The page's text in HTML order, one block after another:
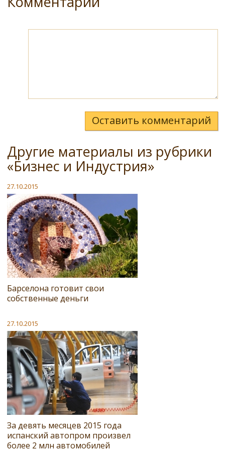
Оставить комментарий
Другие материалы из рубрики
«Бизнес и Индустрия»
27.10.2015
Барселона готовит свои
собственные деньги
27.10.2015
За девять месяцев 2015 года
испанский автопром произвел
более 2 млн автомобилей